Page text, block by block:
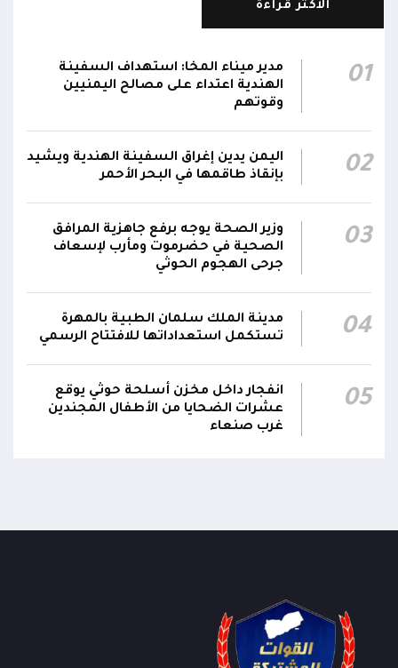
بمُسيرة حوثية استهدف مواقع عسكرية لقوات
دفاع شبوة في حريب جنوبي مأرب
12:02
11:57
صاروخ حوثي يستهدف مخيماً للنازحين في مأرب
ويصيب عدداً منهم.. وصاروخ آخر يطول تجمعات
سكنية
الأكثر قراءة
01
مدير ميناء المخا: استهداف السفينة
الهندية اعتداء على مصالح اليمنيين
وقوتهم
02
اليمن يدين إغراق السفينة الهندية ويشيد
بإنقاذ طاقمها في البحر الأحمر
03
وزير الصحة يوجه برفع جاهزية المرافق
الصحية في حضرموت ومأرب لإسعاف
جرحى الهجوم الحوثي
04
مدينة الملك سلمان الطبية بالمهرة
تستكمل استعداداتها للافتتاح الرسمي
05
انفجار داخل مخزن أسلحة حوثي يوقع
عشرات الضحايا من الأطفال المجندين
غرب صنعاء